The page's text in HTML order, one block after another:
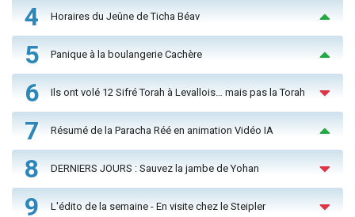
4 Horaires du Jeûne de Ticha Béav
5 Panique à la boulangerie Cachère
6 Ils ont volé 12 Sifré Torah à Levallois… mais pas la Torah
7 Résumé de la Paracha Réé en animation Vidéo IA
8 DERNIERS JOURS : Sauvez la jambe de Yohan
9 L'édito de la semaine - En visite chez le Steipler